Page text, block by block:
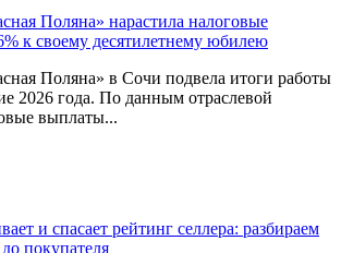
Поляна» нарастила налоговые
к своему десятилетнему юбилею
Поляна» в Сочи подвела итоги работы
2026 года. По данным отраслевой
выплаты...
и спасает рейтинг селлера: разбираем
покупателя